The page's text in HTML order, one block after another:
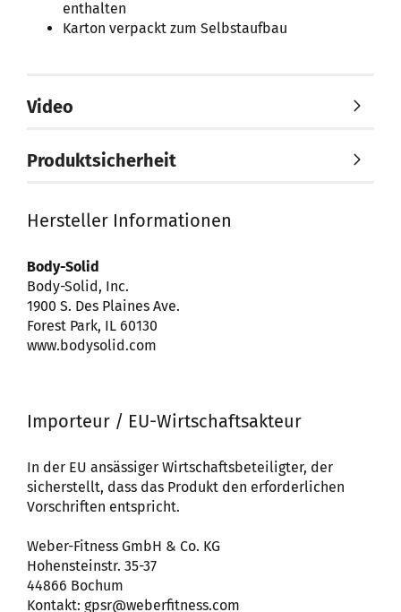
enthalten
Karton verpackt zum Selbstaufbau
Video
Produktsicherheit
Hersteller Informationen
Body-Solid
Body-Solid, Inc.
1900 S. Des Plaines Ave.
Forest Park, IL 60130
www.bodysolid.com
Importeur / EU-Wirtschaftsakteur
In der EU ansässiger Wirtschaftsbeteiligter, der
sicherstellt, dass das Produkt den erforderlichen
Vorschriften entspricht.
Weber-Fitness GmbH & Co. KG
Hohensteinstr. 35-37
44866 Bochum
Kontakt: gpsr@weberfitness.com